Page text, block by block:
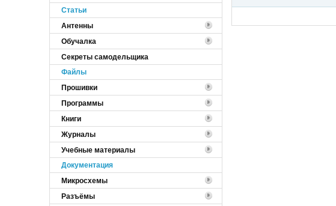
Статьи
Антенны
Обучалка
Секреты самодельщика
Файлы
Прошивки
Программы
Книги
Журналы
Учебные материалы
Документация
Микросхемы
Разъёмы